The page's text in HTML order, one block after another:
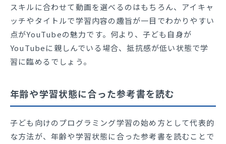
スキルに合わせて動画を選べるのはもちろん、アイキャ
ッチやタイトルで学習内容の趣旨が一目でわかりやすい
点がYouTubeの魅力です。何より、子ども自身が
YouTubeに親しんでいる場合、抵抗感が低い状態で学
習に臨めるでしょう。
年齢や学習状態に合った参考書を読む
子ども向けのプログラミング学習の始め方として代表的
な方法が、年齢や学習状態に合った参考書を読むことで